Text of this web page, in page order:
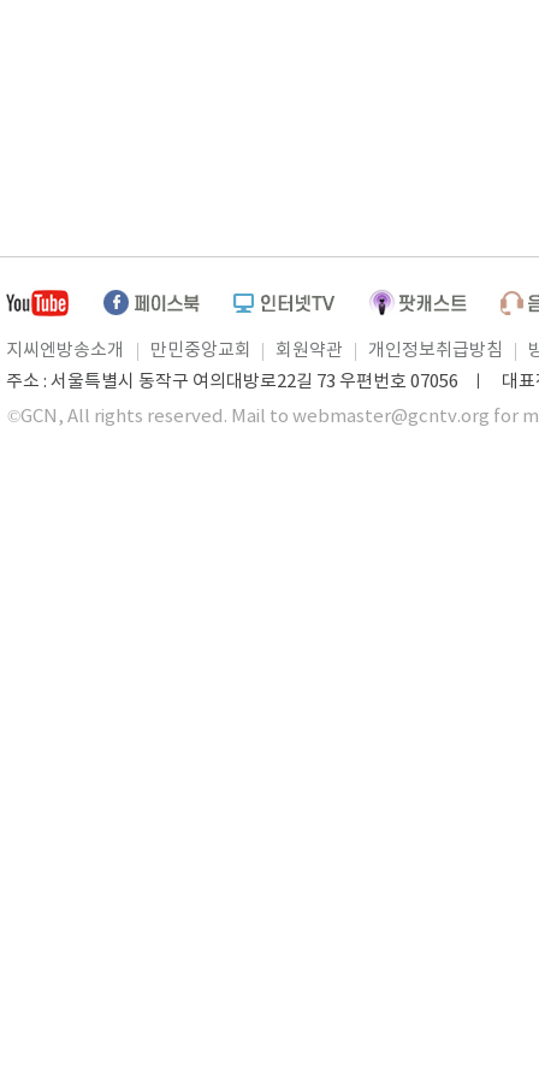
지씨엔방송소개 만민중앙교회 회원약관 개인정보취급방침
주소 : 서울특별시 동작구 여의대방로22길 73 우편번호 07056 ㅣ 대
©GCN, All rights reserved. Mail to webmaster@gcntv.org for